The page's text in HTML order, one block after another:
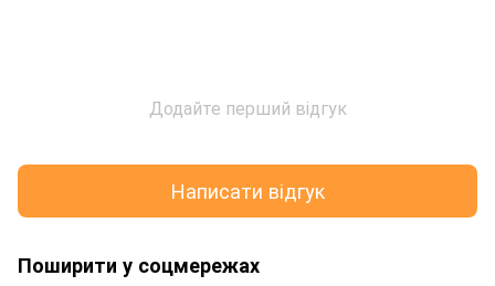
Додайте перший відгук
Написати відгук
Поширити у соцмережах